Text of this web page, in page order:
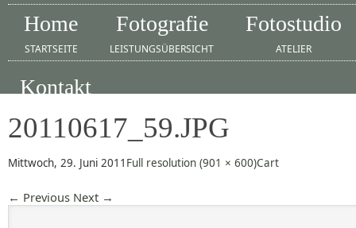
Home
STARTSEITE
Fotografie
LEISTUNGSÜBERSICHT
Fotostudio
ATELIER
Kontakt
20110617_59.JPG
Mittwoch, 29. Juni 2011 Full resolution (901 × 600)Cart
← Previous Next →